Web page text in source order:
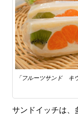
「フルーツサンド キ
サンドイッチは、